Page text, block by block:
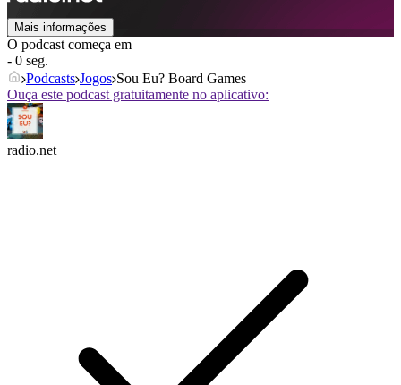
Mais informações
O podcast começa em
- 0 seg.
Podcasts Jogos Sou Eu? Board Games
Ouça este podcast gratuitamente no aplicativo:
radio.net